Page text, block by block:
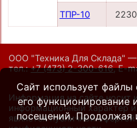
ТПР-10
ООО "Техника Для Склада" —
тел.:+7 (473) 2-300-616,E-
Информация на сайте носит
информационный характер
является публичной
Сайт использует
его функционирование
посещений. Продолжая